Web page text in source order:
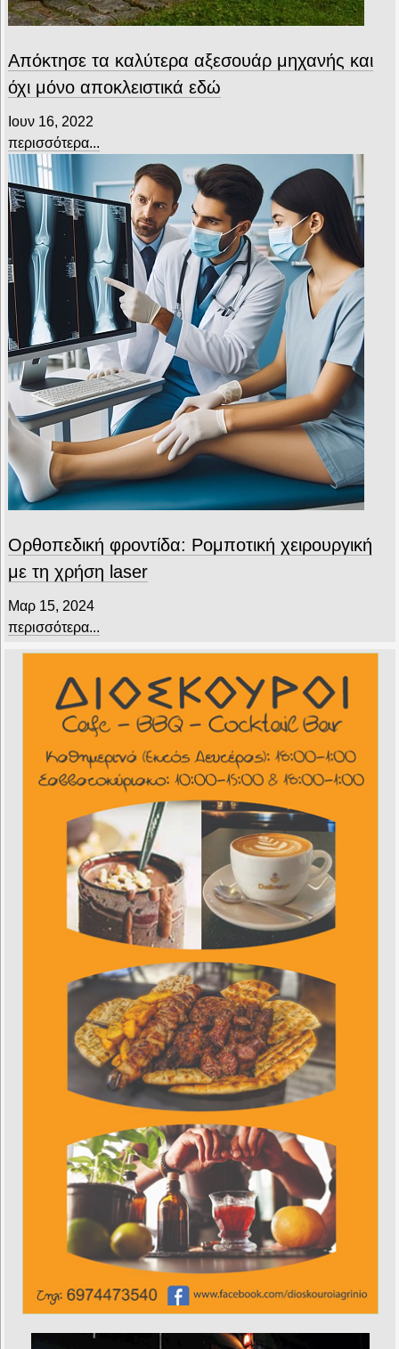
Απόκτησε τα καλύτερα αξεσουάρ μηχανής και
όχι μόνο αποκλειστικά εδώ
Ιουν 16, 2022
περισσότερα...
Ορθοπεδική φροντίδα: Ρομποτική χειρουργική
με τη χρήση laser
Μαρ 15, 2024
περισσότερα...